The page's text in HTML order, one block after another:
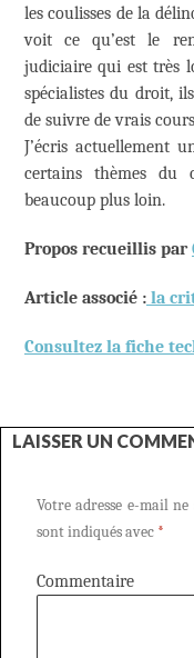
les coulisses de la
voit ce qu’est le
judiciaire qui est très
spécialistes du droit,
de suivre de vrais
J’écris actuellement
certains thèmes du
beaucoup plus loin.
Propos recueillis par
Article associé : la
Consultez la fiche
LAISSER UN
Votre adresse e-mail ne
sont indiqués avec *
Commentaire